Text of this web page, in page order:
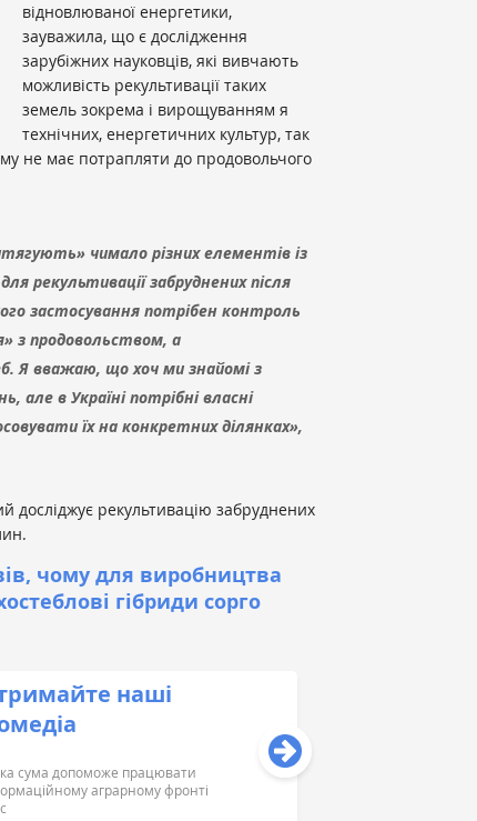
відновлюваної енергетики,
зауважила, що є дослідження
зарубіжних науковців, які вивчають
можливість рекультивації таких
земель зокрема і вирощуванням я
технічних, енергетичних культур, так
не має потрапляти до продовольчого
чимало різних елементів із
рекультивації забруднених після
застосування потрібен контроль
з продовольством, а
Я вважаю, що хоч ми знайомі з
але в Україні потрібні власні
їх на конкретних ділянках»,
досліджує рекультивацію забруднених
чому для виробництва
гібриди сорго
наші
сума допоможе працювати
аграрному фронті